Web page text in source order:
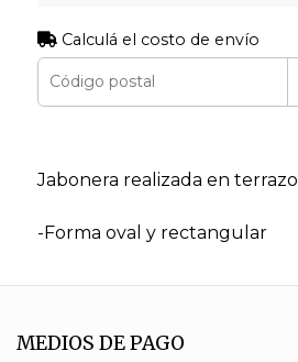
Calculá el costo de envío
Jabonera realizada en terrazo
-Forma oval y rectangular
MEDIOS DE PAGO